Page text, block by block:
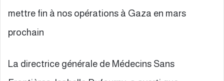
mettre fin à nos opérations à Gaza en mars
prochain
La directrice générale de Médecins Sans